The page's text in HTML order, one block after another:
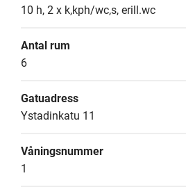
10 h, 2 x k,kph/wc,s, erill.wc
Antal rum
6
Gatuadress
Ystadinkatu 11
Våningsnummer
1